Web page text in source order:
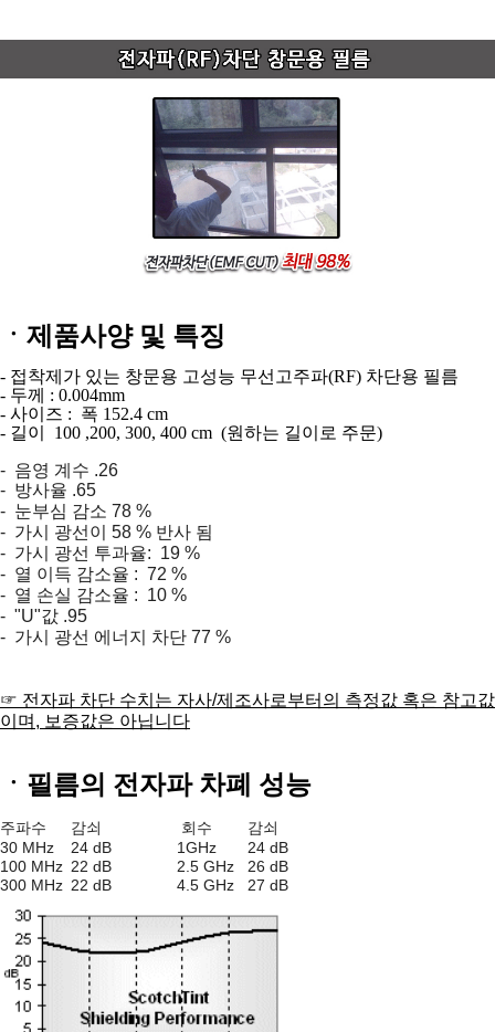
ㆍ제품사양 및 특징
- 접착제가 있는 창문용 고성능 무선고주파(RF) 차단용 필름
- 두께 : 0.004mm
- 사이즈 : 폭 152.4 cm
- 길이 100 ,200, 300, 400 cm (원하는 길이로 주문)
- 음영 계수 .26
- 방사율 .65
- 눈부심 감소 78 %
- 가시 광선이 58 % 반사 됨
- 가시 광선 투과율: 19 %
- 열 이득 감소율 : 72 %
- 열 손실 감소율 : 10 %
- "U"값 .95
- 가시 광선 에너지 차단 77 %
☞ 전자파 차단 수치는 자사/제조사로부터의 측정값 혹은 참고값
이며, 보증값은 아닙니다
ㆍ필름의 전자파 차폐 성능
주파수 감쇠 회수
감쇠
30 MHz
24 dB 1GHz
24 dB
100 MHz 22 dB 2.5 GHz
26 dB
300 MHz 22 dB 4.5 GHz 27 dB